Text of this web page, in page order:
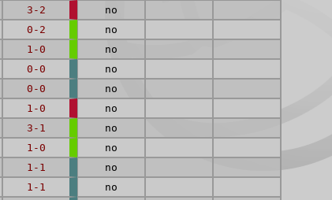
3-2
no
0-2
no
1-0
no
0-0
no
0-0
no
1-0
no
3-1
no
1-0
no
1-1
no
1-1
no